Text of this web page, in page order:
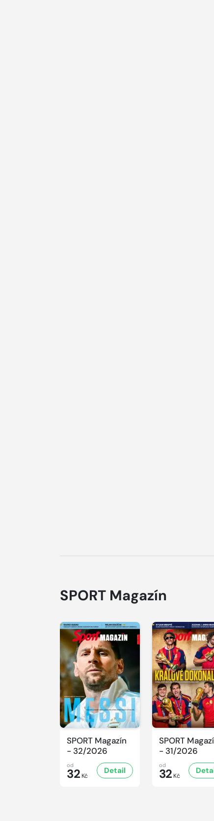
SPORT Magazín
SPORT Magazín
- 32/2026
od
32 Kč
Detail
SPORT
- 31/2026
od
32 Kč